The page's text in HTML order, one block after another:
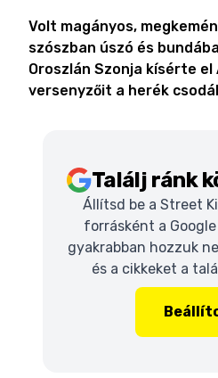
Volt magányos,
szószban úszó és
Oroszlán Szonja kísérte el
versenyzőit a herék
Találj ránk
Állítsd be a Street
forrásként a
gyakrabban hozzuk
és a cikkeket a